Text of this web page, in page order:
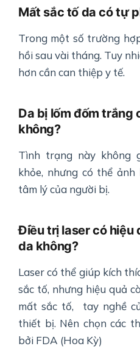
Mất sắc tố da có tự
Trong một số trường
hồi sau vài tháng. Tuy
hơn cần can thiệp y tế.
Da bị lốm đốm trắng
không?
Tình trạng này không
khỏe, nhưng có thể
tâm lý của người bị.
Điều trị laser có hiệu
da không?
Laser có thể giúp kích
sắc tố, nhưng hiệu quả
mất sắc tố, tay nghề
thiết bị. Nên chọn các
bởi FDA (Hoa Kỳ)